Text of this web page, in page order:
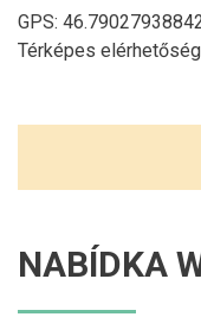
GPS:
Térképes
NABÍDKA